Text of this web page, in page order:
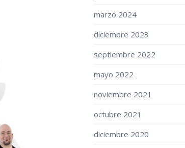
marzo 2024
diciembre 2023
septiembre 2022
mayo 2022
noviembre 2021
octubre 2021
diciembre 2020